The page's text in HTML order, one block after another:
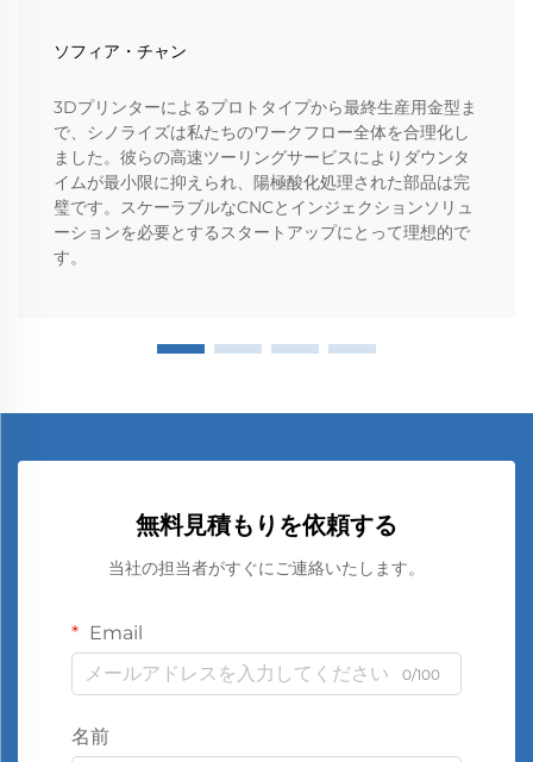
ソフィア・チャン
3Dプリンターによるプロトタイプから最終生産用金型ま
で、シノライズは私たちのワークフロー全体を合理化し
ました。彼らの高速ツーリングサービスによりダウンタ
イムが最小限に抑えられ、陽極酸化処理された部品は完
璧です。スケーラブルなCNCとインジェクションソリュ
ーションを必要とするスタートアップにとって理想的で
す。
無料見積もりを依頼する
当社の担当者がすぐにご連絡いたします。
Email
0/100
名前